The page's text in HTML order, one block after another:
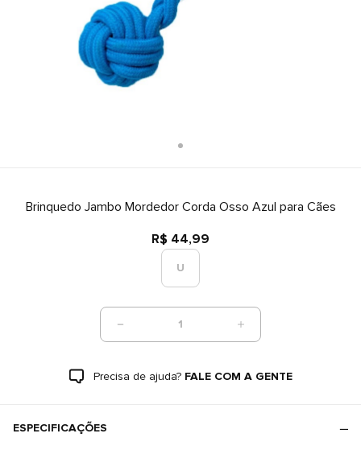
Brinquedo Jambo Mordedor Corda Osso Azul para Cães
R$ 44,99
U
1
Precisa de ajuda? FALE COM A GENTE
ESPECIFICAÇÕES